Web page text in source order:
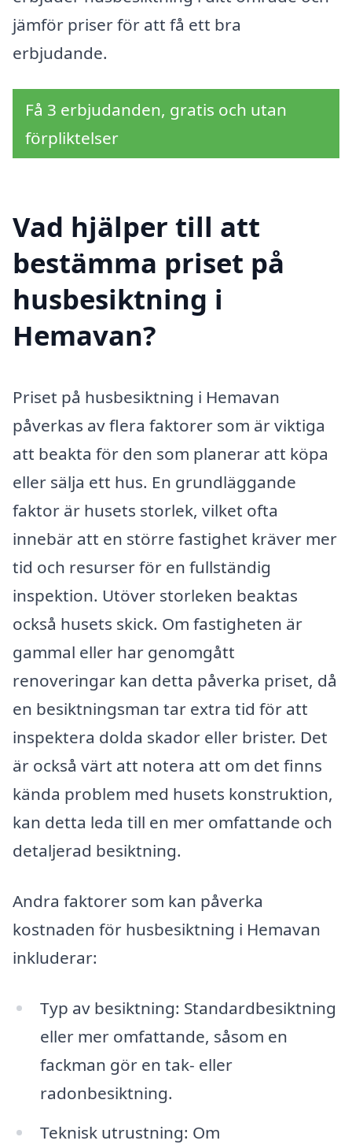
jämför priser för att få ett bra
erbjudande.
Få 3 erbjudanden, gratis och utan
förpliktelser
Vad hjälper till att
bestämma priset på
husbesiktning i
Hemavan?
Priset på husbesiktning i Hemavan
påverkas av flera faktorer som är viktiga
att beakta för den som planerar att köpa
eller sälja ett hus. En grundläggande
faktor är husets storlek, vilket ofta
innebär att en större fastighet kräver mer
tid och resurser för en fullständig
inspektion. Utöver storleken beaktas
också husets skick. Om fastigheten är
gammal eller har genomgått
renoveringar kan detta påverka priset, då
en besiktningsman tar extra tid för att
inspektera dolda skador eller brister. Det
är också värt att notera att om det finns
kända problem med husets konstruktion,
kan detta leda till en mer omfattande och
detaljerad besiktning.
Andra faktorer som kan påverka
kostnaden för husbesiktning i Hemavan
inkluderar:
Typ av besiktning: Standardbesiktning
eller mer omfattande, såsom en
fackman gör en tak- eller
radonbesiktning.
Teknisk utrustning: Om